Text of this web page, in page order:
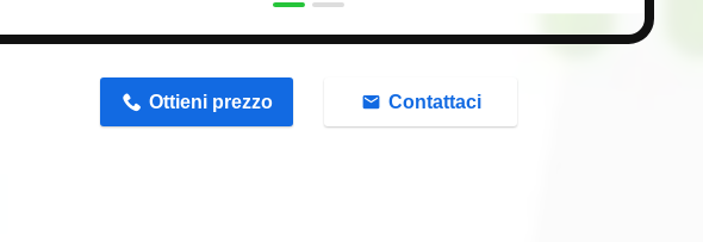
Ottieni prezzo Contattaci